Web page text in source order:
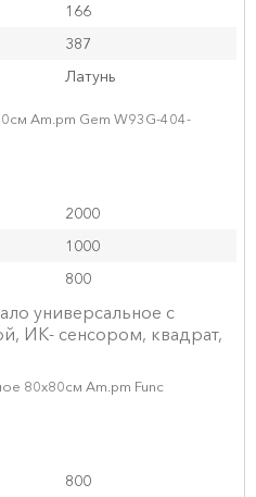
166
387
Латунь
Am.pm Gem W93G-404-
2000
1000
800
80х80см Am.pm Func
800